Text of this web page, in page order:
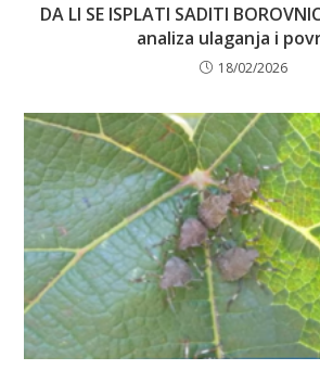
DA LI SE ISPLATI SADITI
analiza ulaganja i
18/02/2026